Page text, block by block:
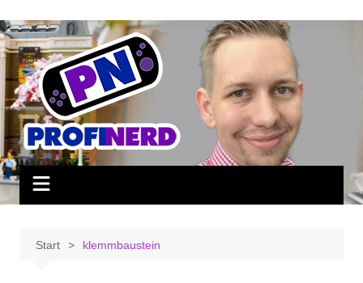
Inhalt
springen
Start klemmbaustein